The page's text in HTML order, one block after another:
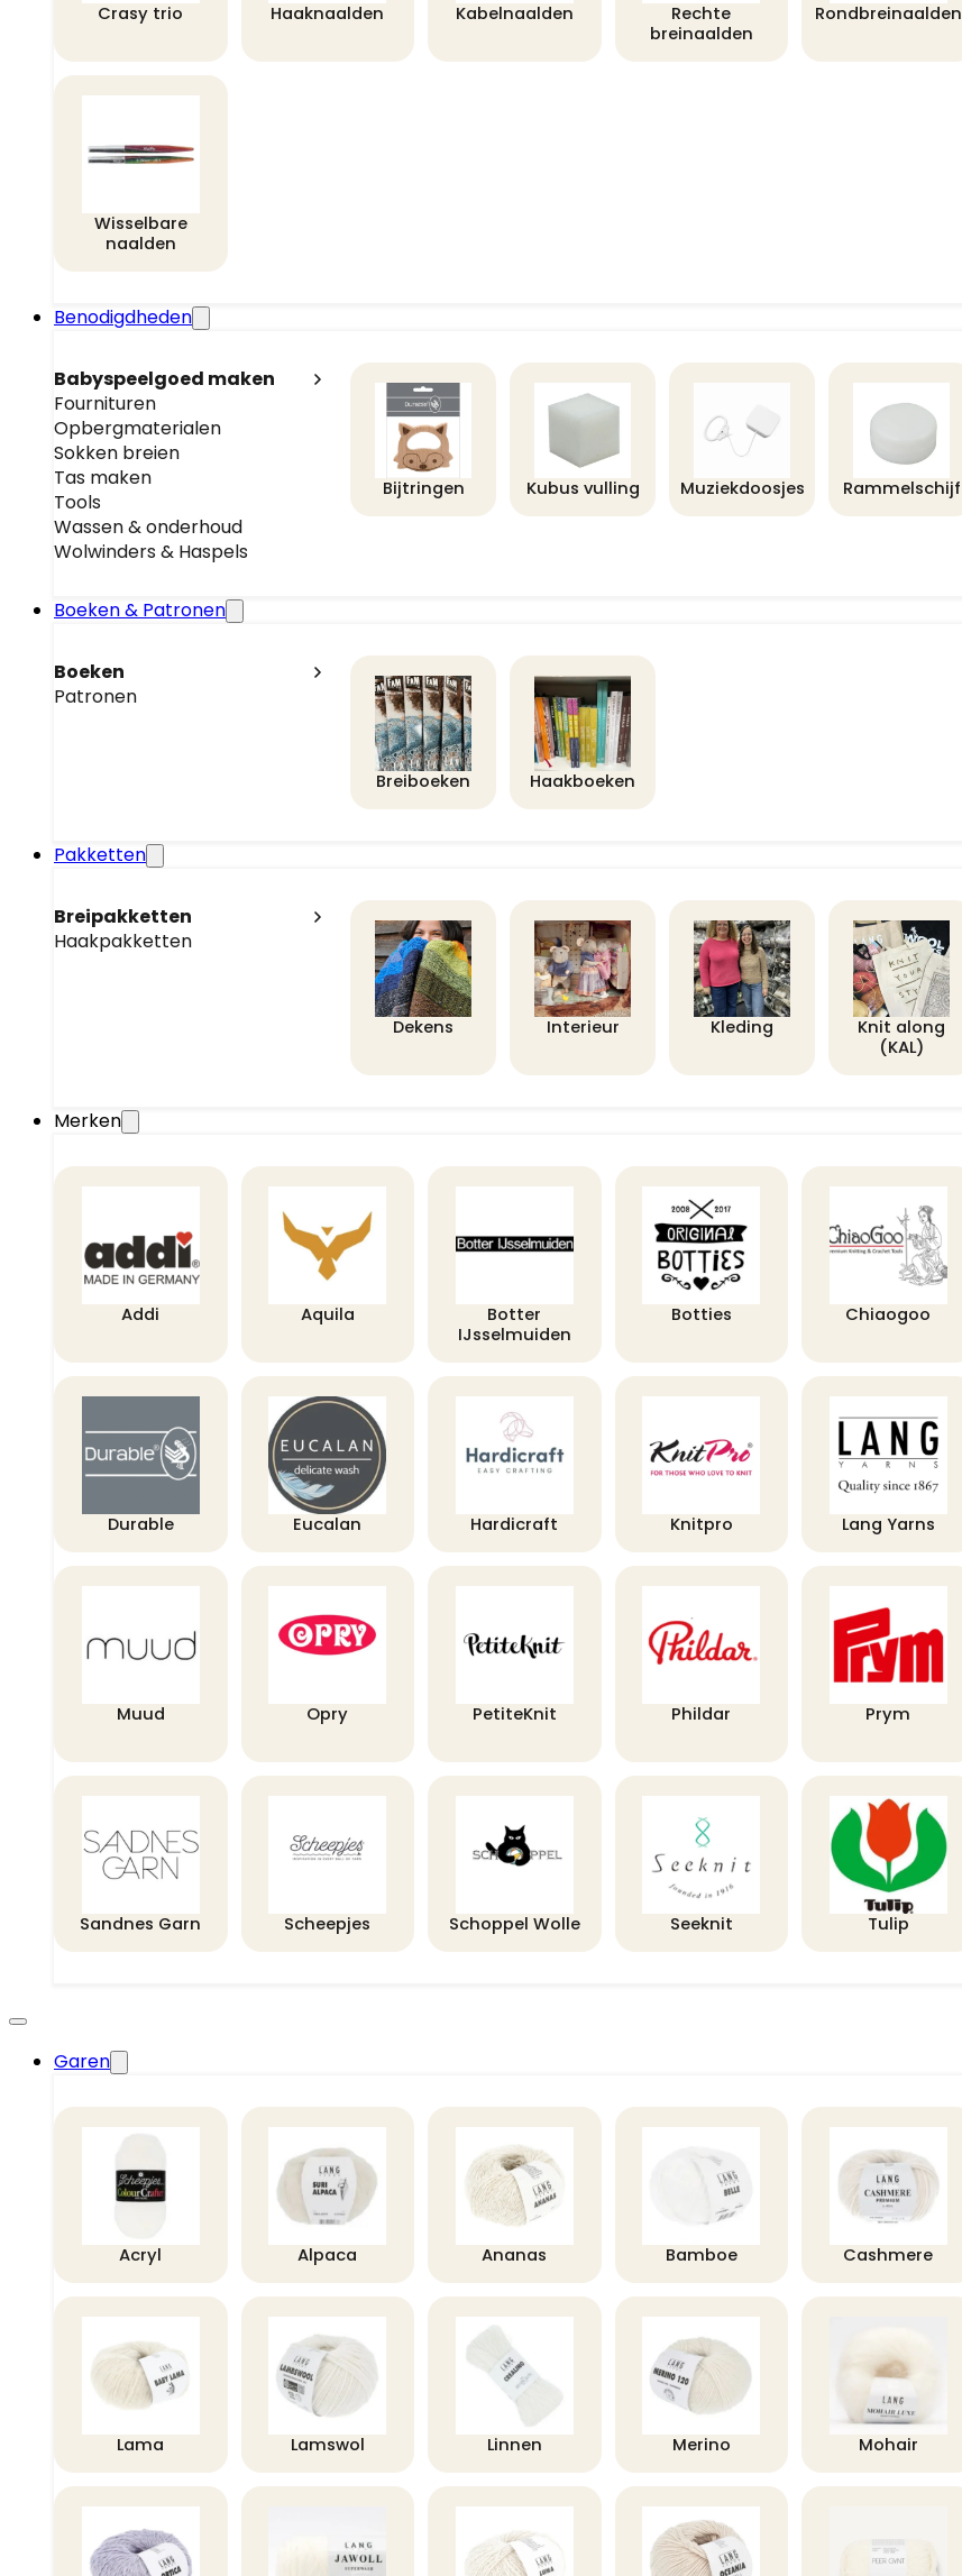
Crasy trio Haaknaalden Kabelnaalden
Rechte
breinaalden
Rondbreinaalden
Wisselbare
naalden
Benodigdheden
Babyspeelgoed maken
Fournituren
Opbergmaterialen
Sokken breien
Tas maken
Tools
Wassen & onderhoud
Wolwinders & Haspels
Bijtringen Kubus vulling Muziekdoosjes Rammelschijf
Boeken & Patronen
Boeken
Patronen
Breiboeken Haakboeken
Pakketten
Breipakketten
Haakpakketten
Dekens Interieur Kleding
Knit along
(KAL)
Merken
Addi Aquila
Botter
IJsselmuiden
Botties Chiaogoo
Durable Eucalan Hardicraft Knitpro Lang Yarns
Muud Opry PetiteKnit Phildar Prym
Sandnes Garn Scheepjes Schoppel Wolle Seeknit Tulip
Garen
Acryl Alpaca Ananas Bamboe Cashmere
Lama Lamswol Linnen Merino Mohair